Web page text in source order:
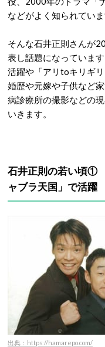
などがよく知られていま
そんな石井正則さんが
表し話題になっていま
活躍や「アリtoキリギ
婚歴や元嫁や子供など
病診療所の撮影などの
いきます。
石井正則の若い頃①
ャブラ天国」で活躍
出典：https://hamarepo.com/